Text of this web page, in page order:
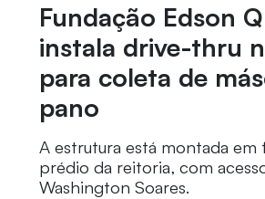
Fundação Edson
instala drive-thru
para coleta de
pano
A estrutura está montada em
prédio da reitoria, com
Washington Soares.